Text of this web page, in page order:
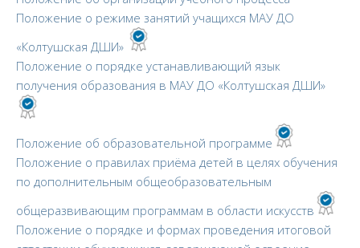
Положение о режиме занятий учащихся МАУ ДО
«Колтушская ДШИ»
Положение о порядке устанавливающий язык
получения образования в МАУ ДО «Колтушская ДШИ»
Положение об образовательной программе
Положение о правилах приёма детей в целях обучения
по дополнительным общеобразовательным
общеразвивающим программам в области искусств
Положение о порядке и формах проведения итоговой